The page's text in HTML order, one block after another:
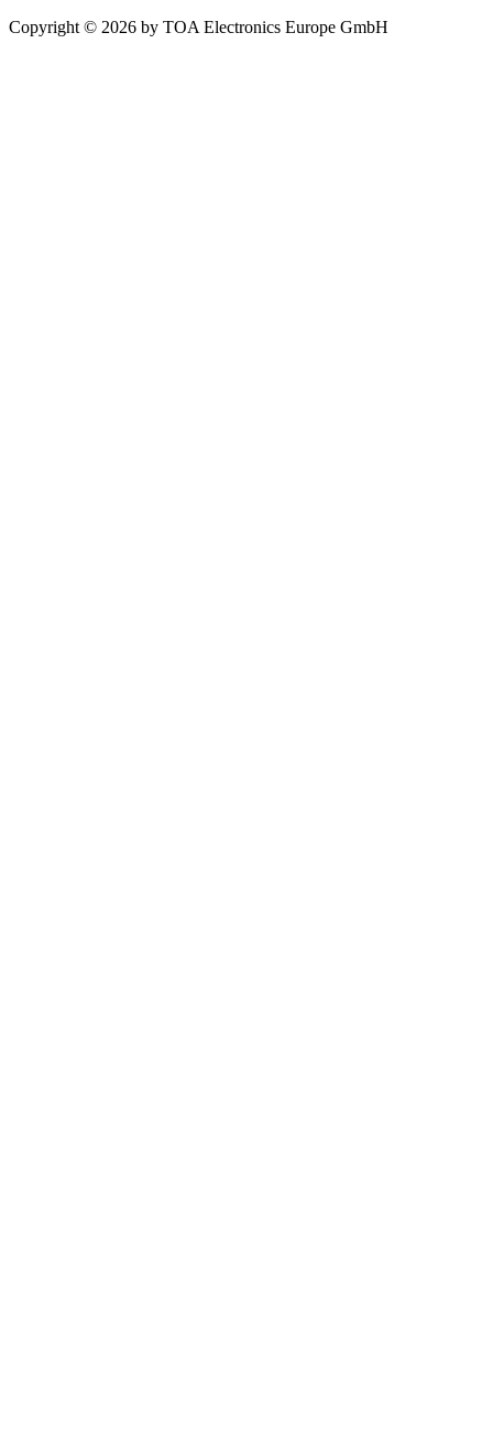
Copyright © 2026 by TOA Electronics Europe GmbH